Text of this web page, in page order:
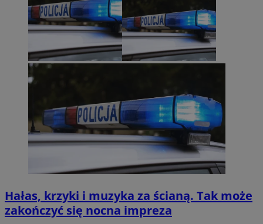
Hałas, krzyki i muzyka za ścianą. Tak może
zakończyć się nocna impreza